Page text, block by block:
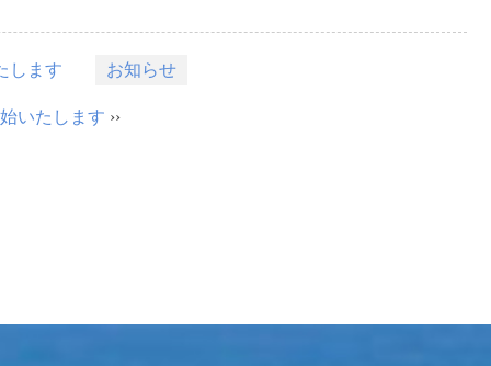
します お知らせ
いたします ››